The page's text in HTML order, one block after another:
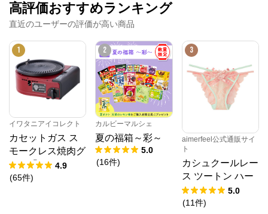
高評価おすすめランキング
直近のユーザーの評価が高い商品
1
イワタニアイコレクト
カセットガス ス
モークレス焼肉グ
リル「やきまる」
シャア専用ザクII
4.9
(65件)
2
カルビーマルシェ
夏の福箱～彩～
5.0
(16件)
3
aimerfeel公式通販サイ
ト
カシュクールレー
ス ツートン ハー
フバックショーツ
5.0
(11件)
イワタニアイコレクトからのコメント
岩谷産業のカセットこんろや新ブランドFOREWIND
S・健康食品・化粧品・日用品・アウトドア製品な
ど、イワタニが提供する総合ショッピングサイトで
す。